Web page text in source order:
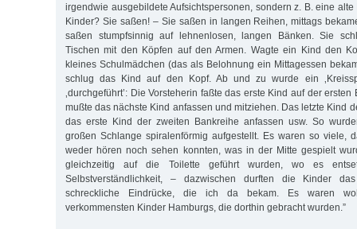
irgendwie ausgebildete Aufsichtspersonen, sondern z. B. eine
Kinder? Sie saßen! – Sie saßen in langen Reihen, mittags
saßen stumpfsinnig auf lehnenlosen, langen Bänken. Sie
Tischen mit den Köpfen auf den Armen. Wagte ein Kind den
kleines Schulmädchen (das als Belohnung ein Mittagessen
schlug das Kind auf den Kopf. Ab und zu wurde ein
‚durchgeführt’: Die Vorsteherin faßte das erste Kind auf der
mußte das nächste Kind anfassen und mitziehen. Das letzte Kind
das erste Kind der zweiten Bankreihe anfassen usw. So
großen Schlange spiralenförmig aufgestellt. Es waren so viele,
weder hören noch sehen konnten, was in der Mitte gespielt
gleichzeitig auf die Toilette geführt wurden, wo es
Selbstverständlichkeit, – dazwischen durften die Kinder
schreckliche Eindrücke, die ich da bekam. Es waren
verkommensten Kinder Hamburgs, die dorthin gebracht wurden.”